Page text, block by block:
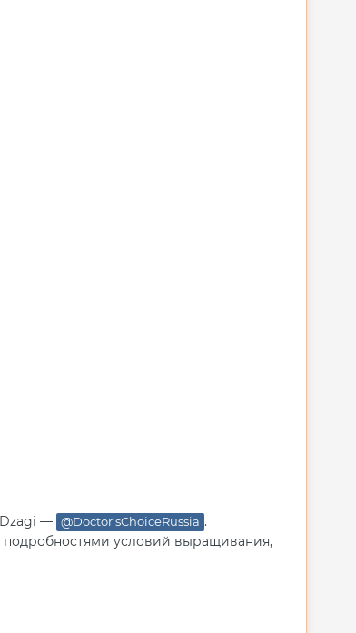
Dzagi — @Doctor'sChoiceRussia .
подробностями условий выращивания,